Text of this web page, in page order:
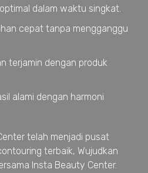
dalam waktu singkat.
cepat tanpa mengganggu
terjamin dengan produk
alami dengan harmoni
telah menjadi pusat
terbaik, Wujudkan
Insta Beauty Center.